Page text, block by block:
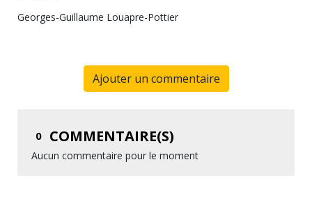
Georges-Guillaume Louapre-Pottier
Ajouter un commentaire
0 COMMENTAIRE(S)
Aucun commentaire pour le moment